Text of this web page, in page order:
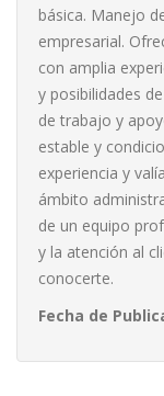
básica. Manejo
empresarial.
con amplia
y posibilidades
de trabajo y
estable y
experiencia y
ámbito
de un equipo
y la atención al
conocerte.
Fecha de